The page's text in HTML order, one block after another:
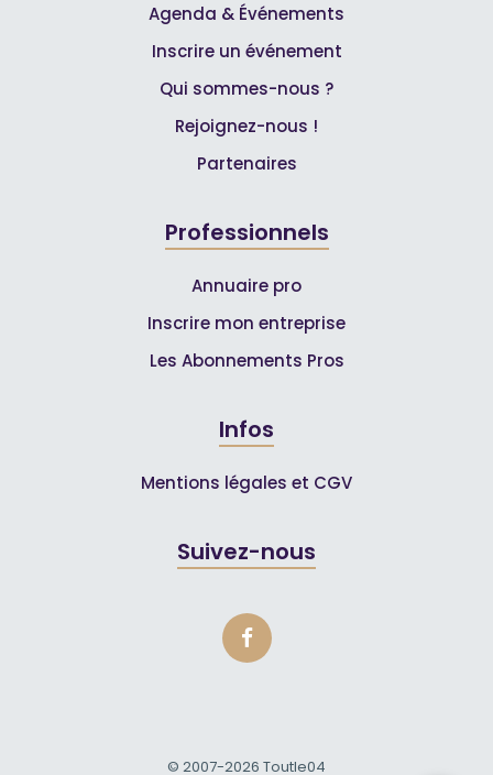
Agenda & Événements
Inscrire un événement
Qui sommes-nous ?
Rejoignez-nous !
Partenaires
Professionnels
Annuaire pro
Inscrire mon entreprise
Les Abonnements Pros
Infos
Mentions légales et CGV
Suivez-nous
© 2007-2026 Toutle04